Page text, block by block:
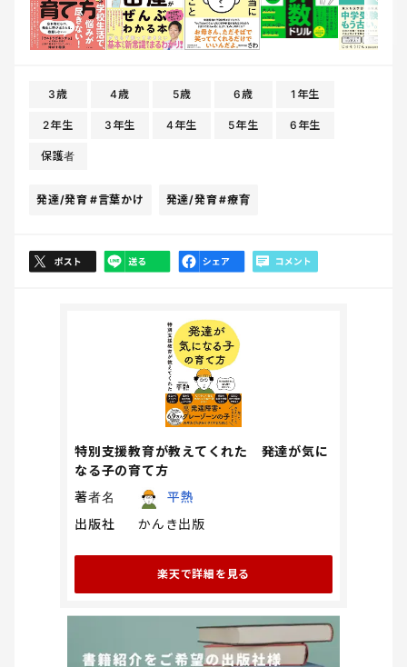
3歳 4歳 5歳 6歳 1年生
2年生 3年生 4年生 5年生 6年生
保護者
発達/発育 #言葉かけ 発達/発育#療育
特別支援教育が教えてくれた 発達が気に
なる子の育て方
著者名
平熱
出版社
かんき出版
楽天で詳細を見る